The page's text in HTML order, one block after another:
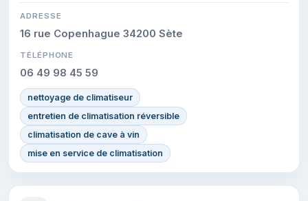
ADRESSE
16 rue Copenhague 34200 Sète
TÉLÉPHONE
06 49 98 45 59
nettoyage de climatiseur
entretien de climatisation réversible
climatisation de cave à vin
mise en service de climatisation